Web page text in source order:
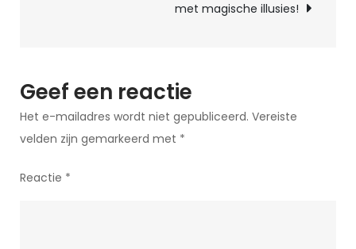
met magische illusies!
Geef een reactie
Het e-mailadres wordt niet gepubliceerd. Vereiste
velden zijn gemarkeerd met *
Reactie *